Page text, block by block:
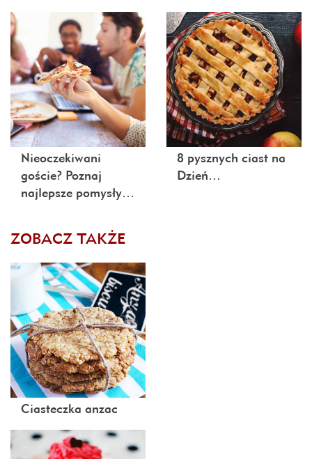
Nieoczekiwani
goście? Poznaj
najlepsze pomysły…
8 pysznych ciast na
Dzień…
ZOBACZ TAKŻE
Ciasteczka anzac